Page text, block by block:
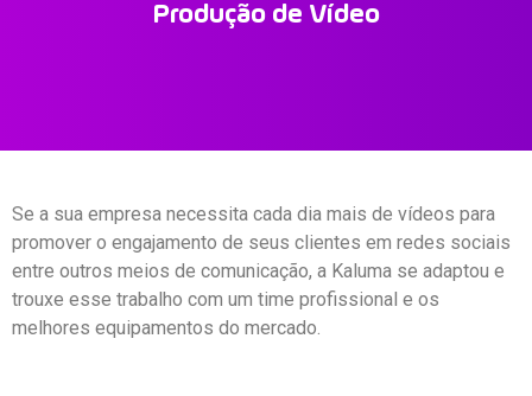
Produção de Vídeo
Se a sua empresa necessita cada dia mais de vídeos para
promover o engajamento de seus clientes em redes sociais
entre outros meios de comunicação, a Kaluma se adaptou e
trouxe esse trabalho com um time profissional e os
melhores equipamentos do mercado.